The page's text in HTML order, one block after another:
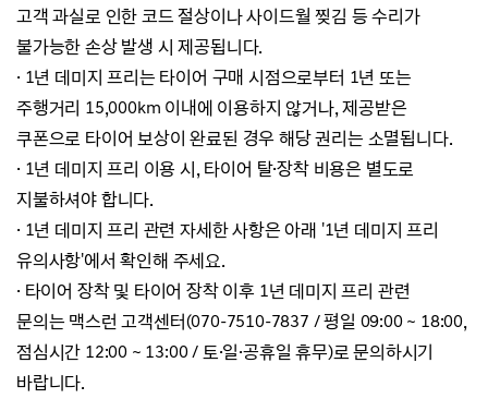
고객 과실로 인한 코드 절상이나 사이드월 찢김 등수리가
불가능한 손상 발생 시 제공됩니다.
· 1년 데미지 프리는 타이어 구매 시점으로부터 1년 또는
주행거리 15,000km 이내에 이용하지 않거나,제공받은
쿠폰으로 타이어 보상이 완료된 경우해당 권리는 소멸됩니다.
· 1년 데미지 프리 이용 시, 타이어 탈·장착 비용은 별도로
지불하셔야 합니다.
· 1년 데미지 프리 관련 자세한 사항은 아래 '1년 데미지 프리
유의사항'에서 확인해 주세요.
· 타이어 장착 및 타이어 장착 이후 1년 데미지 프리 관련
문의는 맥스런 고객센터(070-7510-7837 / 평일 09:00 ~ 18:00,
점심시간 12:00 ~ 13:00 / 토·일·공휴일 휴무)로문의하시기
바랍니다.